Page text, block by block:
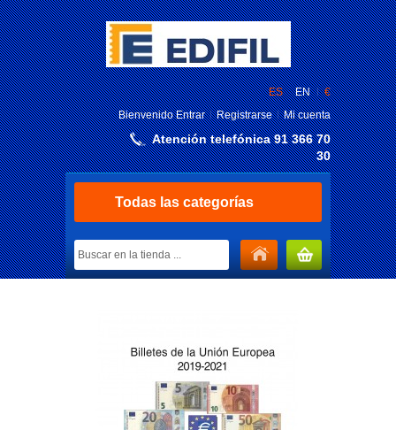
€
ES
EN
BienvenidoEntrar Registrarse Mi cuenta
Atención telefónica 91 366 70
30
Todas las categorías
MI CARRITO